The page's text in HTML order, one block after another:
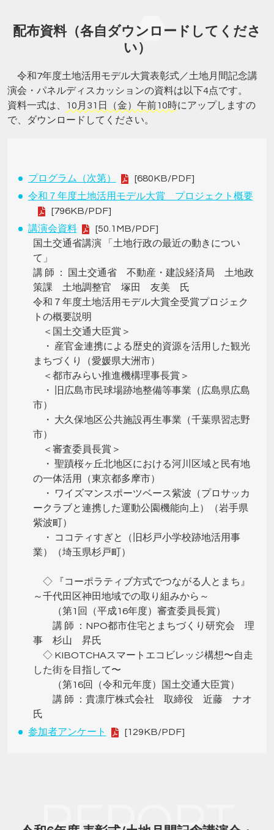
配布資料（各自ダウンロードしてくださ
い）
令和7年度土地活用モデル大賞表彰式／土地月間記念講
演会・パネルディスカッションの資料は以下4点です。
資料一式は、
10月31日（金）午前10時にアップしますの
で、ダウンロードしてください。
プログラム（次第）
[680KB/PDF]
令和７年度土地活用モデル大賞 プロジェクト概要
[796KB/PDF]
講演会資料
[50.1MB/PDF]
国土交通省講演 「土地行政の最近の動きについ
て」
講 師 ： 国土交通省 不動産・建設経済局 土地政
策課 土地調整官 塚田 友美 氏
令和７年度土地活用モデル大賞全受賞プロジェク
トの概要説明
＜国土交通大臣賞＞
・ 産官金連携による歴史的資源を活用した観光
まちづくり（愛媛県大洲市）
＜都市みらい推進機構理事長賞＞
・ 旧広島市民球場跡地整備等事業（広島県広島
市）
・ 大久保地区公共施設再生事業（千葉県習志野
市）
＜審査委員長賞＞
・ 聖蹟桜ヶ丘北地区における河川区域と民有地
の一体活用（東京都多摩市）
・ ワイズマンスポーツベース紫波（プロサッカ
ークラブと連携した運動公園機能向上）（岩手県
紫波町）
・ ココティすぎと（旧杉戸小学校跡地活用事
業）（埼玉県杉戸町）
◇ 『コーポラティブ方式でつながる人とまち』
～千代田区神田地域での取り組みから～
（第1回（平成16年度）審査委員長賞）
講 師 ：NPO都市住宅とまちづくり研究会 理
事 杉山 昇氏
◇ KIBOTCHAスマートエコビレッジ構想〜自走
した街を目指して〜
（第16回（令和元年度）国土交通大臣賞）
講 師 ：貴凛庁株式会社 取締役 近藤 ナオ
氏
参加者アンケート
[129KB/PDF]